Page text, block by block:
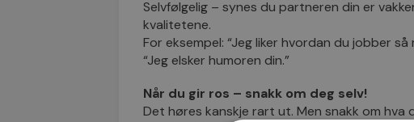
Selvfølgelig – synes du partneren din er
kvalitetene.
For eksempel: “Jeg liker hvordan du jobber
“Jeg elsker humoren din.”
Når du gir ros – snakk om deg selv!
Det høres kanskje rart ut. Men snakk om hva